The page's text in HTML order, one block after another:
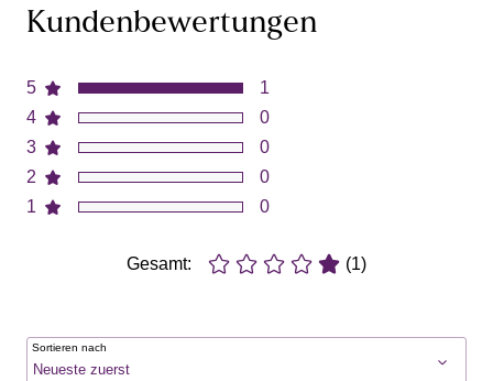
Kundenbewertungen
5
4
3
2
1
1
0
0
0
0
Gesamt: (1)
Sortieren nach